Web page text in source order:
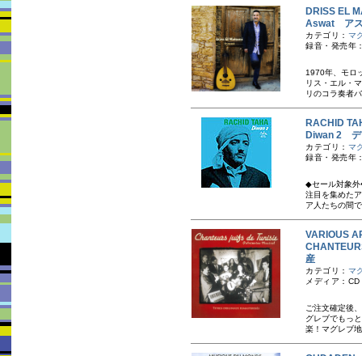
DRISS EL
Aswat ア
カテゴリ： マ
録音・発売年
1970年、モロ
リス・エル・
リのコラ奏者
RACHID
Diwan 2 デ
カテゴリ： マ
録音・発売年
◆セール対象外
注目を集めた
ア人たちの間
VARIOUS
産
カテゴリ： マ
メディア：CD
ご注文確定後
グレブでもっ
楽！マグレブ